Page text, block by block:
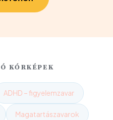
KÓRKÉPEK
ADHD – figyelemzavar
Magatartászavarok